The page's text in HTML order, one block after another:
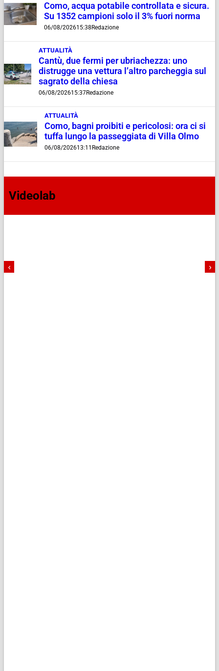
Como, acqua potabile controllata e sicura.
Su 1352 campioni solo il 3% fuori norma
06/08/202615:38 Redazione
ATTUALITÀ
Cantù, due fermi per ubriachezza: uno
distrugge una vettura l’altro parcheggia sul
sagrato della chiesa
06/08/202615:37Redazione
ATTUALITÀ
Como, bagni proibiti e pericolosi: ora ci si
tuffa lungo la passeggiata di Villa Olmo
06/08/202613:11 Redazione
Videolab
‹ ›